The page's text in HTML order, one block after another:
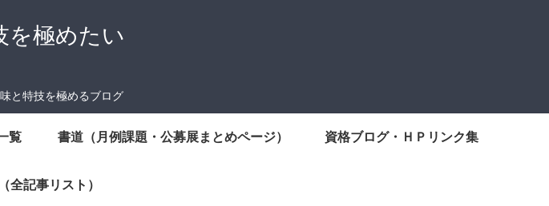
を極めたい
と特技を極めるブログ
覧 書道（月例課題・公募展まとめページ） 資格ブログ・ＨＰリンク集
全記事リスト）